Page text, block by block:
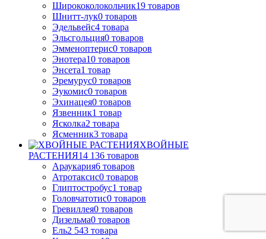
Ширококолокольчик19 товаров
Шнитт-лук0 товаров
Эдельвейс4 товара
Эльсгольция0 товаров
Эмменоптерис0 товаров
Энотера10 товаров
Энсета1 товар
Эремурус0 товаров
Эукомис0 товаров
Эхинацея0 товаров
Язвенник1 товар
Ясколка2 товара
Ясменник3 товара
ХВОЙНЫЕ
РАСТЕНИЯ14 136 товаров
Араукария6 товаров
Атротаксис0 товаров
Глиптостробус1 товар
Головчатотис0 товаров
Гревиллея0 товаров
Дизельма0 товаров
Ель2 543 товара